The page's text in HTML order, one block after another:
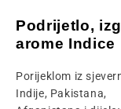
Podrijetlo,
arome Indice
Porijeklom iz
Indije, Pakistana,